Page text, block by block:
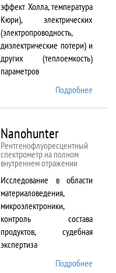
эффект Холла, температура
Кюри), электрических
(электропроводность,
диэлектрические потери) и
других (теплоемкость)
параметров
Подробнее
Nanohunter
Рентгенофлуоресцентный
спектрометр на полном
внутреннем отражении
Исследование в области
материаловедения,
микроэлектроники,
контроль состава
продуктов, судебная
экспертиза
Подробнее